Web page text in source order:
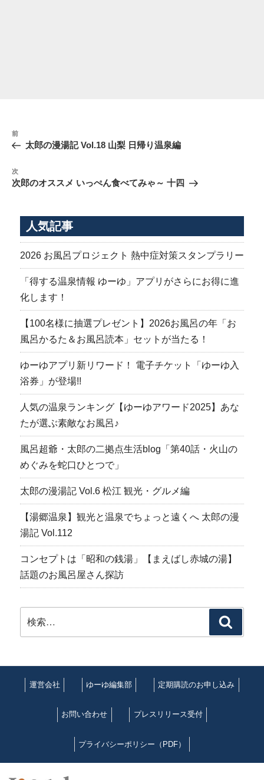
投
稿
ビ
ゲ
ン
前
の
稿
前
太郎の漫湯記 Vol.18 山梨 日帰り温泉編
次
の
次
次郎のオススメ いっぺん食べてみゃ～ 十四
人気記事
2026 お風呂プロジェクト 熱中症対策スタンプラリー
「得する温泉情報 ゆーゆ」アプリがさらにお得に進
化します！
【100名様に抽選プレゼント】2026お風呂の年「お
風呂かるた＆お風呂読本」セットが当たる！
ゆーゆアプリ新リワード！ 電子チケット「ゆーゆ入
浴券」が登場!!
人気の温泉ランキング【ゆーゆアワード2025】あな
たが選ぶ素敵なお風呂♪
風呂超爺・太郎の二拠点生活blog「第40話・火山の
めぐみを蛇口ひとつで」
太郎の漫湯記 Vol.6 松江 観光・グルメ編
【湯郷温泉】観光と温泉でちょっと遠くへ 太郎の漫
湯記 Vol.112
コンセプトは「昭和の銭湯」【まえばし赤城の湯】
話題のお風呂屋さん探訪
索
運営会社 ゆーゆ編集部 定期購読のお申し込み
お問い合わせ プレスリリース受付
プライバシーポリシー（PDF）